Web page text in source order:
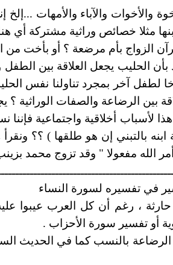
والأخوات والآباء والأمهات
مثلا خصائص وراثية مشتركة
الزواج بأم مرضعة ؟ أو بأخت
بأن الحليب يجعل العلاقة بين
لطفل آخر بمجرد تناولنا نفس
بين الرضاعة والصفات الوراثية ؟
لأسباب أخلاقية واجتماعية فإننا
الله مفعولا " وقد تزوج محمد
حارثة ، رغم أن كل العرب عيبوا
أو تفسير سورة الأحزاب .
الرضاعة بالنسب كما في الحديث